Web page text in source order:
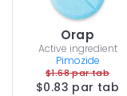
Orap
Active ingredient
Pimozide
$1.68 par tab
$0.83 par tab